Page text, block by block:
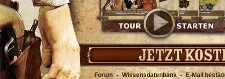
Forum - Wissensdatenbank - E-Mail